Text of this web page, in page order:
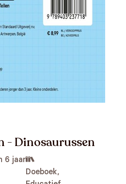
- Dinosaurussen
6 jaar
Doeboek,